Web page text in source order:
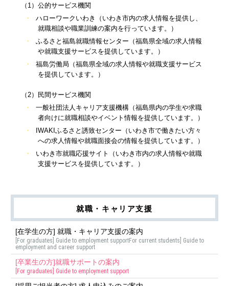
（1）公的サービス機関
ハローワークいわき（いわき市内の求人情報を提供し、
就職相談や職業訓練の案内を行っています。）
ふるさと福島就職情報センター（福島県全域の求人情報
や就職支援サービスを提供しています。）
福島労働局（福島県全域の求人情報や就職支援サービス
を提供しています。）
（2）民間サービス機関
一般社団法人キャリア支援機構（福島県内の学生や求職
者向けに就職相談やイベント情報を提供しています。）
IWAKIふるさと誘致センター（いわき市で働きたい方々
への求人情報や就職面接会の情報を提供しています。）
いわき市就職応援サイト（いわき市内の求人情報や就職
支援サービスを提供しています。）
就職・キャリア支援
[在学生の方] 就職・キャリア支援の案内
[For graduates] Guide to employment supportFor current students] Guide to
employment and career support
[卒業生の方]就職サポートの案内
[For graduates] Guide to employment support